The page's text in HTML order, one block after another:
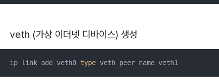
veth (가상 이더넷 디바이스) 생성
ip link add veth0 type veth peer name veth1